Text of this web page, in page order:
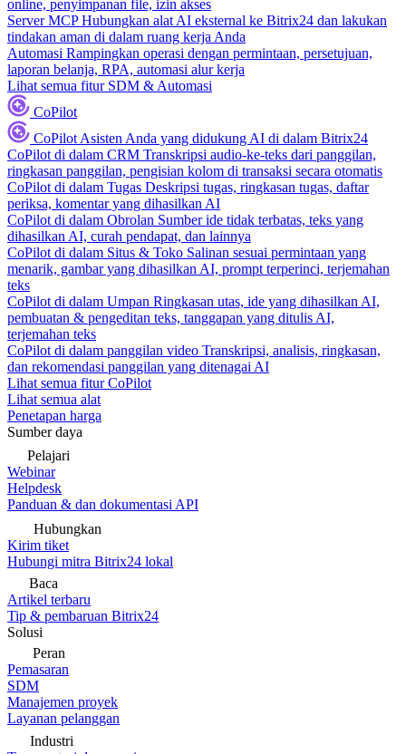
online, penyimpanan file, izin akses
Server MCP Hubungkan alat AI eksternal ke Bitrix24 dan lakukan
tindakan aman di dalam ruang kerja Anda
Automasi Rampingkan operasi dengan permintaan, persetujuan,
laporan belanja, RPA, automasi alur kerja
Lihat semua fitur SDM & Automasi
CoPilot
CoPilot Asisten Anda yang didukung AI di dalam Bitrix24
CoPilot di dalam CRM Transkripsi audio-ke-teks dari panggilan,
ringkasan panggilan, pengisian kolom di transaksi secara otomatis
CoPilot di dalam Tugas Deskripsi tugas, ringkasan tugas, daftar
periksa, komentar yang dihasilkan AI
CoPilot di dalam Obrolan Sumber ide tidak terbatas, teks yang
dihasilkan AI, curah pendapat, dan lainnya
CoPilot di dalam Situs & Toko Salinan sesuai permintaan yang
menarik, gambar yang dihasilkan AI, prompt terperinci, terjemahan
teks
CoPilot di dalam Umpan Ringkasan utas, ide yang dihasilkan AI,
pembuatan & pengeditan teks, tanggapan yang ditulis AI,
terjemahan teks
CoPilot di dalam panggilan video Transkripsi, analisis, ringkasan,
dan rekomendasi panggilan yang ditenagai AI
Lihat semua fitur CoPilot
Lihat semua alat
Penetapan harga
Sumber daya
Pelajari
Webinar
Helpdesk
Panduan & dan dokumentasi API
Hubungkan
Kirim tiket
Hubungi mitra Bitrix24 lokal
Baca
Artikel terbaru
Tip & pembaruan Bitrix24
Solusi
Peran
Pemasaran
SDM
Manajemen proyek
Layanan pelanggan
Industri